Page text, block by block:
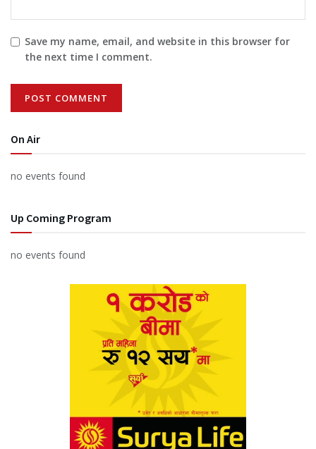
Save my name, email, and website in this browser for
the next time I comment.
On Air
no events found
Up Coming Program
no events found